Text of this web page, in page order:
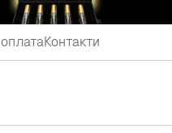
Контакти